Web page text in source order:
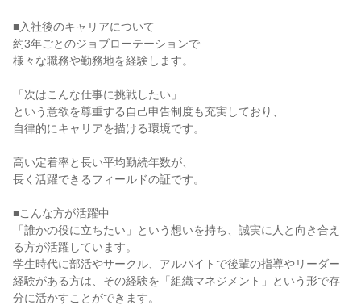
■入社後のキャリアについて
約3年ごとのジョブローテーションで
様々な職務や勤務地を経験します。
「次はこんな仕事に挑戦したい」
という意欲を尊重する自己申告制度も充実しており、
自律的にキャリアを描ける環境です。
高い定着率と長い平均勤続年数が、
長く活躍できるフィールドの証です。
■こんな方が活躍中
「誰かの役に立ちたい」という想いを持ち、誠実に人と向き合え
る方が活躍しています。
学生時代に部活やサークル、アルバイトで後輩の指導やリーダー
経験がある方は、その経験を「組織マネジメント」という形で存
分に活かすことができます。